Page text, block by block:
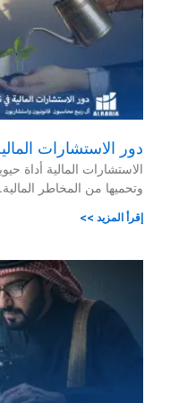
دور الاستشارات
الاستشارات المالية أداة
وتحميها من المخاطر المالية.
إقرأ المزيد >>